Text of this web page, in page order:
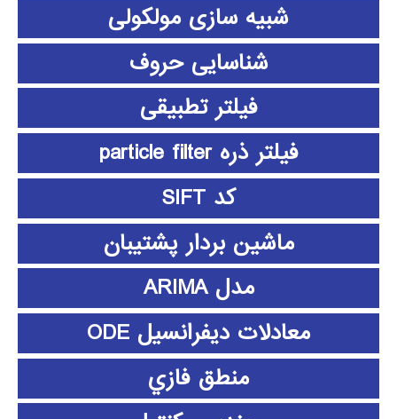
شبیه سازی مولکولی
شناسایی حروف
فیلتر تطبیقی
فیلتر ذره particle filter
کد SIFT
ماشین بردار پشتیبان
مدل ARIMA
معادلات دیفرانسیل ODE
منطق فازي